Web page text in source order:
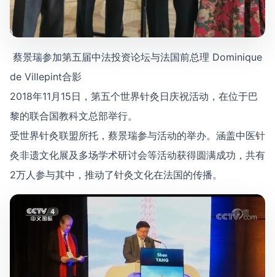
蔡景瑞参加第五届中法投资论坛与法国前总理 Dominique
de Villepint合影
2018年11月15日，第五个世界针灸日庆祝活动，在位于巴
黎的联合国教科文总部举行。
受世界针灸联盟所托，蔡景瑞参与活动的举办。涵盖中医针
灸非遗文化展及多场学术研讨会等活动获得圆满成功，共有
2万人参与其中，推动了针灸文化在法国的传播。